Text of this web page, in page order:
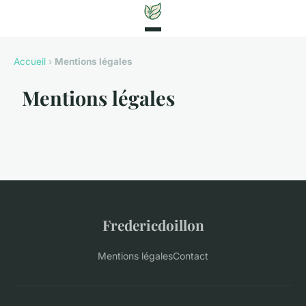
Accueil › Mentions légales
Mentions légales
Fredericdoillon
Mentions légalesContact